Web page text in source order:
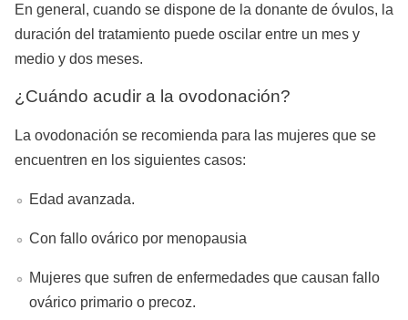
En general, cuando se dispone de la donante de óvulos, la
duración del tratamiento puede oscilar entre un mes y
medio y dos meses.
¿Cuándo acudir a la ovodonación?
La ovodonación se recomienda para las mujeres que se
encuentren en los siguientes casos:
Edad avanzada.
Con fallo ovárico por menopausia
Mujeres que sufren de enfermedades que causan fallo
ovárico primario o precoz.